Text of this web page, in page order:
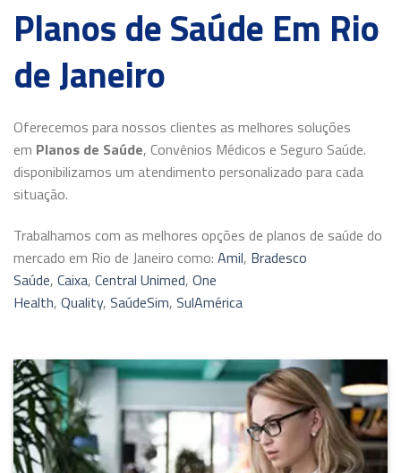
Planos de Saúde Em Rio
de Janeiro
Oferecemos para nossos clientes as melhores soluções
em Planos de Saúde, Convênios Médicos e Seguro Saúde.
disponibilizamos um atendimento personalizado para cada
situação.
Trabalhamos com as melhores opções de planos de saúde do
mercado em Rio de Janeiro como: Amil, Bradesco
Saúde, Caixa, Central Unimed, One
Health, Quality, SaúdeSim, SulAmérica